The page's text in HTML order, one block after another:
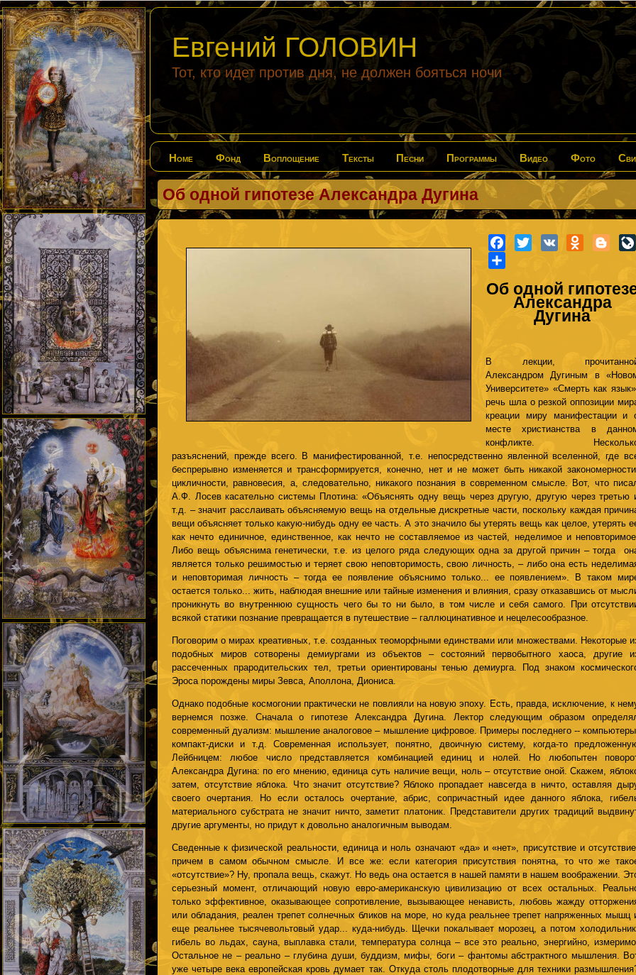
Евгений ГОЛОВИН
Тот, кто идет против дня, не должен бояться ночи
Home Фонд Воплощение Тексты Песни Программы Видео Фото
Об одной гипотезе Александра Дугина
Facebook
Twitter VK
Об одной
Александра
Дугина
В лекции,
Александром Дугиным в
Университете» «Смерть как язык»,
речь шла о резкой оппозиции
креации миру манифестации и
месте христианства в
конфликте.
разъяснений, прежде всего. В манифестированной, т.е. непосредственно явленной вселенной, где
беспрерывно изменяется и трансформируется, конечно, нет и не может быть никакой закономерности,
цикличности, равновесия, а, следовательно, никакого познания в современном смысле. Вот, что
А.Ф. Лосев касательно системы Плотина: «Объяснять одну вещь через другую, другую через третью
т.д. – значит расслаивать объясняемую вещь на отдельные дискретные части, поскольку каждая
вещи объясняет только какую-нибудь одну ее часть. А это значило бы утерять вещь как целое, утерять
как нечто единичное, единственное, как нечто не составляемое из частей, неделимое и неповторимое.
Либо вещь объяснима генетически, т.е. из целого ряда следующих одна за другой причин – тогда
является только решимостью и теряет свою неповторимость, свою личность, – либо она есть
и неповторимая личность – тогда ее появление объяснимо только... ее появлением». В таком
остается только... жить, наблюдая внешние или тайные изменения и влияния, сразу отказавшись от
проникнуть во внутреннюю сущность чего бы то ни было, в том числе и себя самого. При
всякой статики познание превращается в путешествие – галлюцинативное и нецелесообразное.
Поговорим о мирах креативных, т.е. созданных теоморфными единствами или множествами. Некоторые
подобных миров сотворены демиургами из объектов – состояний первобытного хаоса, другие
рассеченных прародительских тел, третьи ориентированы тенью демиурга. Под знаком
Эроса порождены миры Зевса, Аполлона, Диониса.
Однако подобные космогонии практически не повлияли на новую эпоху. Есть, правда, исключение, к
вернемся позже. Сначала о гипотезе Александра Дугина. Лектор следующим образом
современный дуализм: мышление аналоговое – мышление цифровое. Примеры последнего -- компьютеры,
компакт-диски и т.д. Современная использует, понятно, двоичную систему, когда-то
Лейбницем: любое число представляется комбинацией единиц и нолей. Но любопытен
Александра Дугина: по его мнению, единица суть наличие вещи, ноль – отсутствие оной. Скажем,
затем, отсутствие яблока. Что значит отсутствие? Яблоко пропадает навсегда в ничто, оставляя
своего очертания. Но если осталось очертание, абрис, сопричастный идее данного яблока,
материального субстрата не значит ничто, заметит платоник. Представители других традиций
другие аргументы, но придут к довольно аналогичным выводам.
Сведенные к физической реальности, единица и ноль означают «да» и «нет», присутствие и отсутствие,
причем в самом обычном смысле. И все же: если категория присутствия понятна, то что же
«отсутствие»? Ну, пропала вещь, скажут. Но ведь она остается в нашей памяти в нашем воображении.
серьезный момент, отличающий новую евро-американскую цивилизацию от всех остальных.
только эффективное, оказывающее сопротивление, вызывающее ненависть, любовь жажду
или обладания, реален трепет солнечных бликов на море, но куда реальнее трепет напряженных мышц
еще реальнее тысячевольтовый удар... куда-нибудь. Щечки покалывает морозец, а потом холодильник,
гибель во льдах, сауна, выплавка стали, температура солнца – все это реально, энергийно, измеримо.
Остальное не – реально – глубина души, буддизм, мифы, боги – фантомы абстрактного мышления.
уже четыре века европейская кровь думает так. Откуда столь плодотворные для техники